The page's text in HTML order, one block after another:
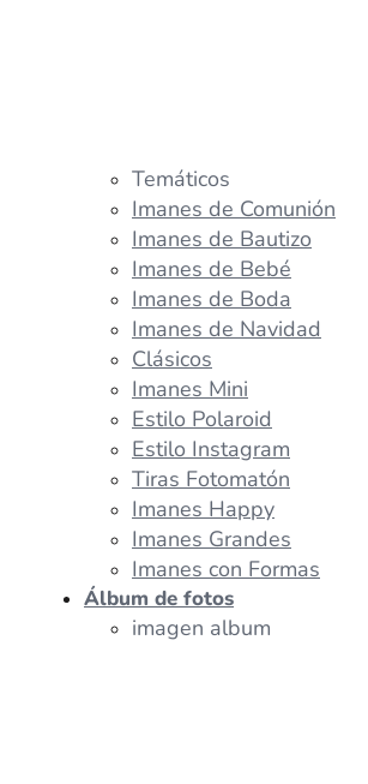
Temáticos
Imanes de Comunión
Imanes de Bautizo
Imanes de Bebé
Imanes de Boda
Imanes de Navidad
Clásicos
Imanes Mini
Estilo Polaroid
Estilo Instagram
Tiras Fotomatón
Imanes Happy
Imanes Grandes
Imanes con Formas
Álbum de fotos
imagen album